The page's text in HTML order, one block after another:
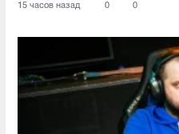
15 часов назад 0 0